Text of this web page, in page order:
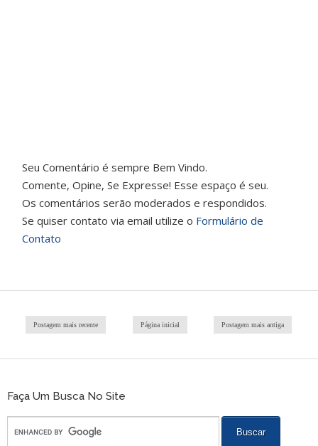
Seu Comentário é sempre Bem Vindo.
Comente, Opine, Se Expresse! Esse espaço é seu.
Os comentários serão moderados e respondidos.
Se quiser contato via email utilize o Formulário de
Contato
Postagem mais recente Postagem mais antiga
Página inicial
Faça Um Busca No Site